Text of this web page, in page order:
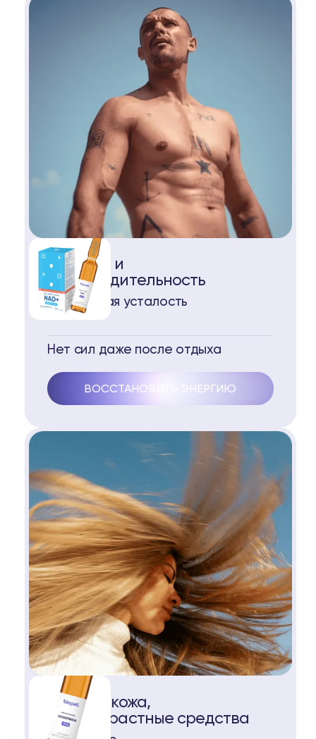
Энергия и
производительность
Постоянная усталость
Нет сил даже после отдыха
ВОССТАНОВИТЬ ЭНЕРГИЮ
Волосы, кожа,
антивозрастные средства